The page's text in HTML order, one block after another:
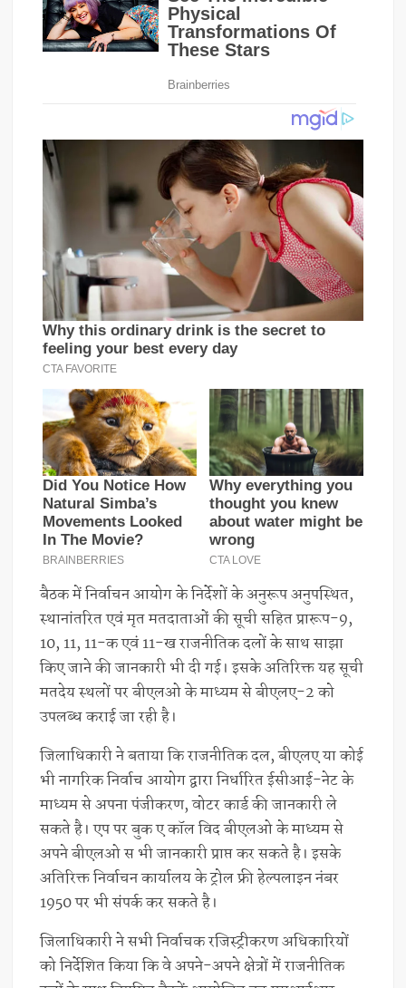
बैठक में निर्वाचन आयोग के निर्देशों के अनुरूप अनुपस्थित,
स्थानांतरित एवं मृत मतदाताओं की सूची सहित प्रारूप-9,
10, 11, 11-क एवं 11-ख राजनीतिक दलों के साथ साझा
किए जाने की जानकारी भी दी गई। इसके अतिरिक्त यह सूची
मतदेय स्थलों पर बीएलओ के माध्यम से बीएलए-2 को
उपलब्ध कराई जा रही है।
जिलाधिकारी ने बताया कि राजनीतिक दल, बीएलए या कोई
भी नागरिक निर्वाच आयोग द्वारा निर्धारित ईसीआई-नेट के
माध्यम से अपना पंजीकरण, वोटर कार्ड की जानकारी ले
सकते है। एप पर बुक ए कॉल विद बीएलओ के माध्यम से
अपने बीएलओ स भी जानकारी प्राप्त कर सकते है। इसके
अतिरिक्त निर्वाचन कार्यालय के ट्रोल फ्री हेल्पलाइन नंबर
1950 पर भी संपर्क कर सकते है।
जिलाधिकारी ने सभी निर्वाचक रजिस्ट्रीकरण अधिकारियों
को निर्देशित किया कि वे अपने-अपने क्षेत्रों में राजनीतिक